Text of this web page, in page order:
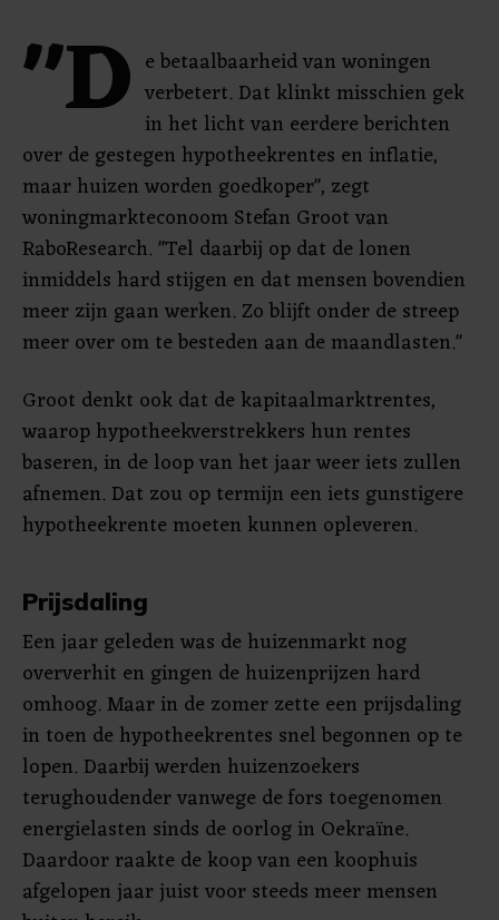
"D e betaalbaarheid van woningen
verbetert. Dat klinkt misschien gek
in het licht van eerdere berichten
over de gestegen hypotheekrentes en inflatie,
maar huizen worden goedkoper", zegt
woningmarkteconoom Stefan Groot van
RaboResearch. "Tel daarbij op dat de lonen
inmiddels hard stijgen en dat mensen bovendien
meer zijn gaan werken. Zo blijft onder de streep
meer over om te besteden aan de maandlasten."
Groot denkt ook dat de kapitaalmarktrentes,
waarop hypotheekverstrekkers hun rentes
baseren, in de loop van het jaar weer iets zullen
afnemen. Dat zou op termijn een iets gunstigere
hypotheekrente moeten kunnen opleveren.
Prijsdaling
Een jaar geleden was de huizenmarkt nog
oververhit en gingen de huizenprijzen hard
omhoog. Maar in de zomer zette een prijsdaling
in toen de hypotheekrentes snel begonnen op te
lopen. Daarbij werden huizenzoekers
terughoudender vanwege de fors toegenomen
energielasten sinds de oorlog in Oekraïne.
Daardoor raakte de koop van een koophuis
afgelopen jaar juist voor steeds meer mensen